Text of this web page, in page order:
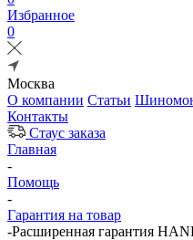
Избранное
0
Москва
О компании Статьи
Контакты
Стаус заказа
Главная
-
Помощь
-
Гарантия на товар
-Расширенная гарантия